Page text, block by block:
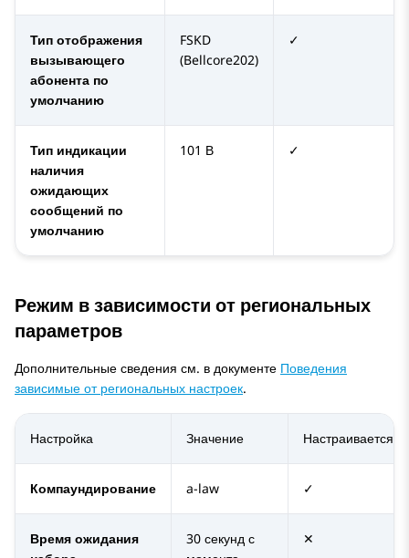
Тип отображения
вызывающего
абонента по
умолчанию
FSKD
(Bellcore202)
✓
Тип индикации
наличия
ожидающих
сообщений по
умолчанию
101 В ✓
Режим в зависимости от региональных
параметров
Дополнительные сведения см. в документе Поведения
зависимые от региональных настроек.
Настройка Значение Настраивается
Компаундирование a-law ✓
Время ожидания
30 секунд с
✕